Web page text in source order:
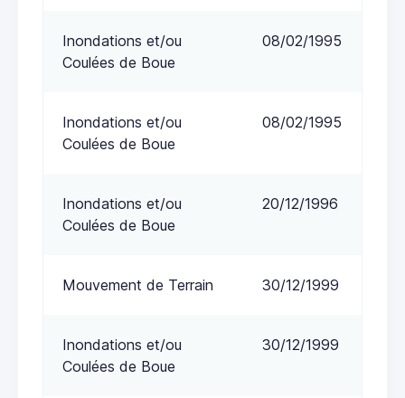
Inondations et/ou
Coulées de Boue
08/02/1995
Inondations et/ou
Coulées de Boue
08/02/1995
Inondations et/ou
Coulées de Boue
20/12/1996
Mouvement de Terrain 30/12/1999
Inondations et/ou
Coulées de Boue
30/12/1999